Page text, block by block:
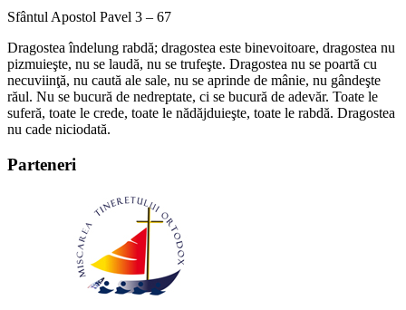
Sfântul Apostol Pavel 3 – 67
Dragostea îndelung rabdă; dragostea este binevoitoare, dragostea nu
pizmuieşte, nu se laudă, nu se trufeşte. Dragostea nu se poartă cu
necuviinţă, nu caută ale sale, nu se aprinde de mânie, nu gândeşte
răul. Nu se bucură de nedreptate, ci se bucură de adevăr. Toate le
suferă, toate le crede, toate le nădăjduieşte, toate le rabdă. Dragostea
nu cade niciodată.
Parteneri